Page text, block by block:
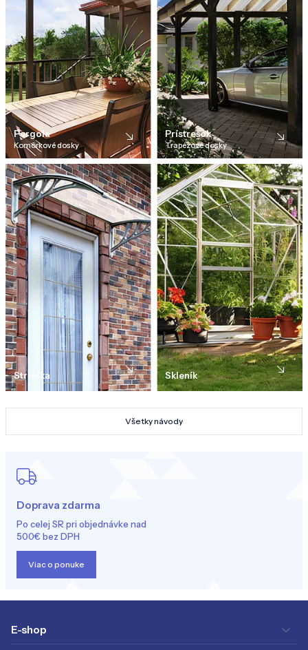
Doprava zdarma
Po celej SR pri objednávke nad
500€ bez DPH
Viac o ponuke
Pergola
Komôrkové dosky
Prístrešok
Trapézové dosky
Strieška Skleník
Všetky návody
E-shop